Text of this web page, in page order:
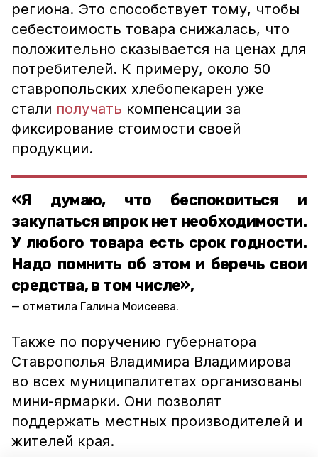
региона. Это способствует тому, чтобы
себестоимость товара снижалась, что
положительно сказывается на ценах для
потребителей. К примеру, около 50
ставропольских хлебопекарен уже
стали получать компенсации за
фиксирование стоимости своей
продукции.
«Я думаю, что беспокоиться и
закупаться впрок нет необходимости.
У любого товара есть срок годности.
Надо помнить об этом и беречь свои
средства, в том числе»,
отметила Галина Моисеева.
Также по поручению губернатора
Ставрополья Владимира Владимирова
во всех муниципалитетах организованы
мини-ярмарки. Они позволят
поддержать местных производителей и
жителей края.